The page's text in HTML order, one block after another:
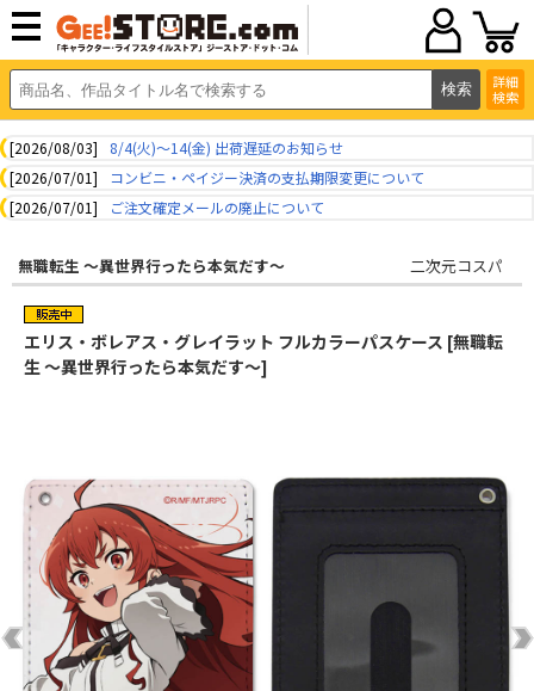
詳細
検索
[2026/08/03]
8/4(火)～14(金) 出荷遅延のお知らせ
[2026/07/01]
コンビニ・ペイジー決済の支払期限変更について
[2026/07/01]
ご注文確定メールの廃止について
無職転生 ～異世界行ったら本気だす～ 二次元コスパ
エリス・ボレアス・グレイラット フルカラーパスケース [無職転
生 ～異世界行ったら本気だす～]